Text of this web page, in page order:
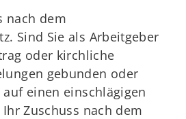
nach dem
Sind Sie als Arbeitgeber
oder kirchliche
gebunden oder
auf einen einschlägigen
Zuschuss nach dem